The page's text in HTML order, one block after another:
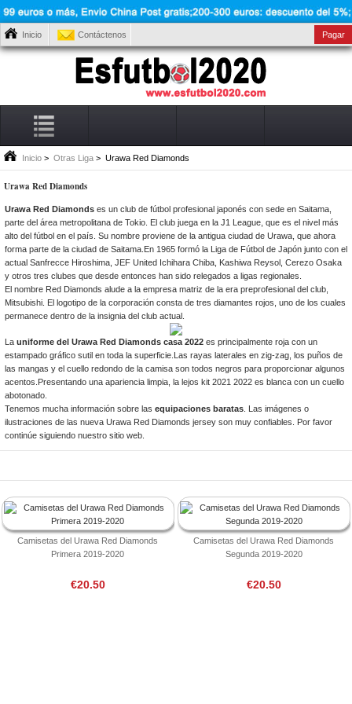
Inicio Contáctenos Pagar
Inicio > Otras Liga > Urawa Red Diamonds
Urawa Red Diamonds
Urawa Red Diamondses un club de fútbol profesional japonés con sede en Saitama,
parte del área metropolitana de Tokio. El club juega en la J1 League, que es el nivel más
alto del fútbol en el país. Su nombre proviene de la antigua ciudad de Urawa, que ahora
forma parte de la ciudad de Saitama.En 1965 formó la Liga de Fútbol de Japón junto con el
actual Sanfrecce Hiroshima, JEF United Ichihara Chiba, Kashiwa Reysol, Cerezo Osaka
y otros tres clubes que desde entonces han sido relegados a ligas regionales.
El nombre Red Diamonds alude a la empresa matriz de la era preprofesional del club,
Mitsubishi. El logotipo de la corporación consta de tres diamantes rojos, uno de los cuales
permanece dentro de la insignia del club actual.
La uniforme del Urawa Red Diamonds casa 2022es principalmente roja con un
estampado gráfico sutil en toda la superficie.Las rayas laterales en zig-zag, los puños de
las mangas y el cuello redondo de la camisa son todos negros para proporcionar algunos
acentos.Presentando una apariencia limpia, la lejos kit 2021 2022 es blanca con un cuello
abotonado.
Tenemos mucha información sobre las equipaciones baratas. Las imágenes o
ilustraciones de las nueva Urawa Red Diamonds jersey son muy confiables. Por favor
continúe siguiendo nuestro sitio web.
Camisetas del Urawa Red Diamonds
Primera 2019-2020
€20.50
Camisetas del Urawa Red Diamonds
Segunda 2019-2020
€20.50